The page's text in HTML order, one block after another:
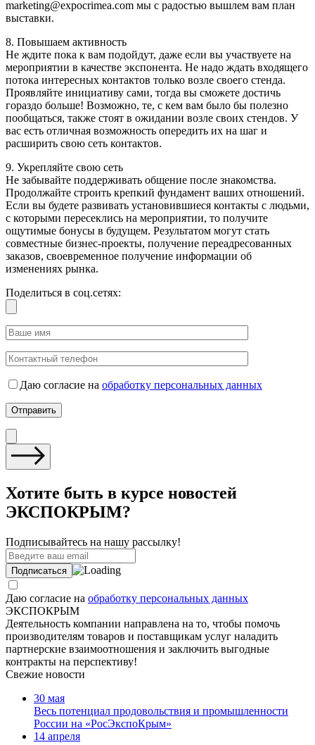
marketing@expocrimea.com мы с радостью вышлем вам план
выставки.
8. Повышаем активность
Не ждите пока к вам подойдут, даже если вы участвуете на
мероприятии в качестве экспонента. Не надо ждать входящего
потока интересных контактов только возле своего стенда.
Проявляйте инициативу сами, тогда вы сможете достичь
гораздо больше! Возможно, те, с кем вам было бы полезно
пообщаться, также стоят в ожидании возле своих стендов. У
вас есть отличная возможность опередить их на шаг и
расширить свою сеть контактов.
9. Укрепляйте свою сеть
Не забывайте поддерживать общение после знакомства.
Продолжайте строить крепкий фундамент ваших отношений.
Если вы будете развивать установившиеся контакты с людьми,
с которыми пересеклись на мероприятии, то получите
ощутимые бонусы в будущем. Результатом могут стать
совместные бизнес-проекты, получение переадресованных
заказов, своевременное получение информации об
изменениях рынка.
Поделиться в соц.сетях:
Даю согласие на обработку персональных данных
Хотите быть в курсе новостей
ЭКСПОКРЫМ?
Подписывайтесь на нашу рассылку!
Даю согласие на обработку персональных данных
ЭКСПОКРЫМ
Деятельность компании направлена на то, чтобы помочь
производителям товаров и поставщикам услуг наладить
партнерские взаимоотношения и заключить выгодные
контракты на перспективу!
Свежие новости
30 мая
Весь потенциал продовольствия и промышленности
России на «РосЭкспоКрым»
14 апреля